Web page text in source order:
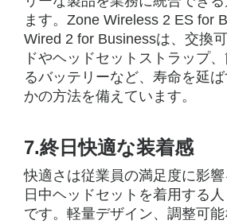
ます。Zone Wireless 2 ES for
Wired 2 for Businessは、交換
ドやヘッドセットストラップ
るバッテリーなど、寿命を延
かの方法を備えています。
7.終日快適な装着感
快適さは従業員の満足度に影
日中ヘッドセットを着用する
です。軽量デザイン、調整可